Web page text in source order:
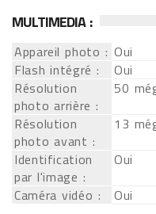
MULTIMEDIA :
Appareil photo : Oui
Flash intégré :
Oui
Résolution
photo arrière :
50
Résolution
photo avant :
13
Identification
par l'image :
Oui
Caméra vidéo :
Oui